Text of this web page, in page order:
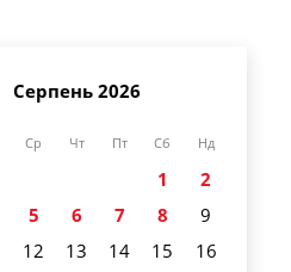
Серпень 2026
Ср Чт Пт Сб Нд
1
2
5 6 7 8
9
12 13 14 15
16